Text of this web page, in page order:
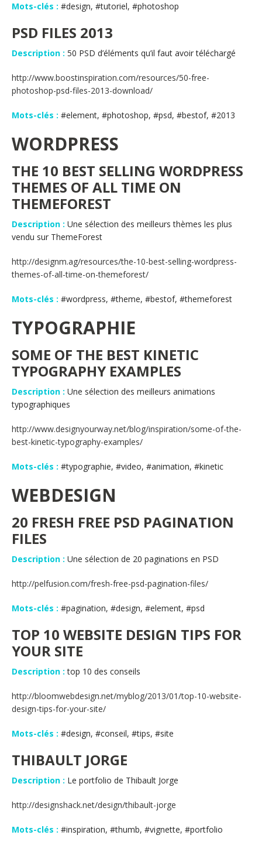
Mots-clés : #design, #tutoriel, #photoshop
PSD FILES 2013
Description : 50 PSD d’éléments qu’il faut avoir téléchargé
http://www.boostinspiration.com/resources/50-free-
photoshop-psd-files-2013-download/
Mots-clés : #element, #photoshop, #psd, #bestof, #2013
WORDPRESS
THE 10 BEST SELLING WORDPRESS
THEMES OF ALL TIME ON
THEMEFOREST
Description : Une sélection des meilleurs thèmes les plus
vendu sur ThemeForest
http://designm.ag/resources/the-10-best-selling-wordpress-
themes-of-all-time-on-themeforest/
Mots-clés : #wordpress, #theme, #bestof, #themeforest
TYPOGRAPHIE
SOME OF THE BEST KINETIC
TYPOGRAPHY EXAMPLES
Description : Une sélection des meilleurs animations
typographiques
http://www.designyourway.net/blog/inspiration/some-of-the-
best-kinetic-typography-examples/
Mots-clés : #typographie, #video, #animation, #kinetic
WEBDESIGN
20 FRESH FREE PSD PAGINATION
FILES
Description : Une sélection de 20 paginations en PSD
http://pelfusion.com/fresh-free-psd-pagination-files/
Mots-clés : #pagination, #design, #element, #psd
TOP 10 WEBSITE DESIGN TIPS FOR
YOUR SITE
Description : top 10 des conseils
http://bloomwebdesign.net/myblog/2013/01/top-10-website-
design-tips-for-your-site/
Mots-clés : #design, #conseil, #tips, #site
THIBAULT JORGE
Description : Le portfolio de Thibault Jorge
http://designshack.net/design/thibault-jorge
Mots-clés : #inspiration, #thumb, #vignette, #portfolio